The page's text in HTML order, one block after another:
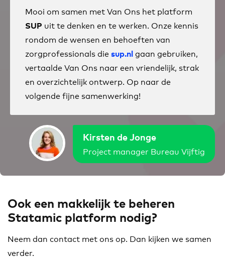
Mooi om samen met Van Ons het platform
SUP uit te denken en te werken. Onze kennis
rondom de wensen en behoeften van
zorgprofessionals diesup.nlgaan gebruiken,
vertaalde Van Ons naar een vriendelijk, strak
en overzichtelijk ontwerp. Op naar de
volgende fijne samenwerking!
Kirsten de Jonge
Project manager Bureau Vijftig
Ook een makkelijk te beheren
Statamic platform nodig?
Neem dan contact met ons op. Dan kijken we samen
verder.